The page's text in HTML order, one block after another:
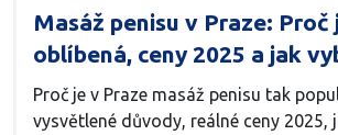
Masáž penisu v Praze: Proč
oblíbená, ceny 2025 a jak
bezpečně
Proč je v Praze masáž penisu tak
vysvětlené důvody, reálné ceny 2025,